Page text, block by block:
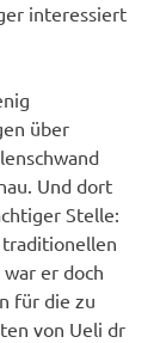
interessiert
über
Und dort
Stelle:
er doch
für die zu
von Ueli dr